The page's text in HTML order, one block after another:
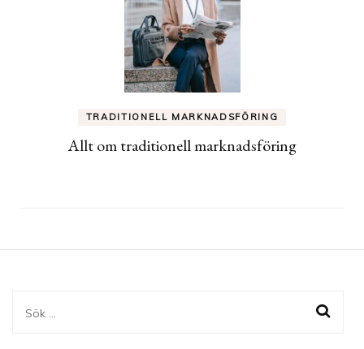
TRADITIONELL MARKNADSFÖRING
Allt om traditionell marknadsföring
Sök